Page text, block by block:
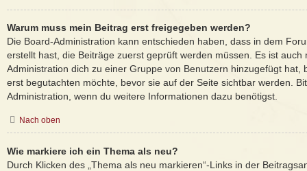
Warum muss mein Beitrag erst freigegeben werden?
Die Board-Administration kann entschieden haben, dass in dem
erstellt hast, die Beiträge zuerst geprüft werden müssen. Es ist auch
Administration dich zu einer Gruppe von Benutzern hinzugefügt hat,
erst begutachten möchte, bevor sie auf der Seite sichtbar werden.
Administration, wenn du weitere Informationen dazu benötigst.
Nach oben
Wie markiere ich ein Thema als neu?
Durch Klicken des „Thema als neu markieren“-Links in der